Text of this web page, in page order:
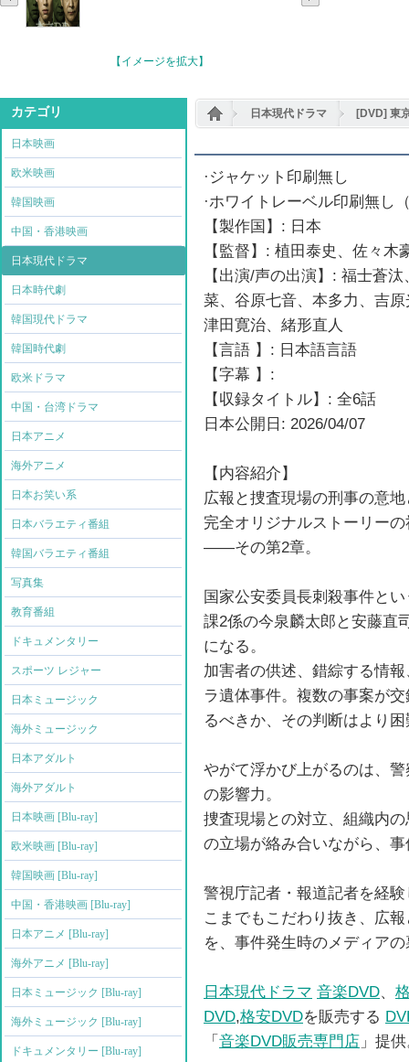
【イメージを拡大】
カテゴリ
日本映画
欧米映画
韓国映画
中国・香港映画
日本現代ドラマ
日本時代劇
韓国現代ドラマ
韓国時代劇
欧米ドラマ
中国・台湾ドラマ
日本アニメ
海外アニメ
日本お笑い系
日本バラエティ番組
韓国バラエティ番組
写真集
教育番組
ドキュメンタリー
スポーツ レジャー
日本ミュージック
海外ミュージック
日本アダルト
海外アダルト
日本映画 [Blu-ray]
欧米映画 [Blu-ray]
韓国映画 [Blu-ray]
中国・香港映画 [Blu-ray]
日本アニメ [Blu-ray]
海外アニメ [Blu-ray]
日本ミュージック [Blu-ray]
海外ミュージック [Blu-ray]
ドキュメンタリー [Blu-ray]
日本現代ドラマ [DVD] 東
·ジャケット印刷無し
·ホワイトレーベル印刷無し
【製作国】: 日本
【監督】: 植田泰史、佐々
【出演/声の出演】: 福士蒼
菜、谷原七音、本多力、吉
津田寛治、緒形直人
【言語 】: 日本語言語
【字幕 】:
【収録タイトル】: 全6話
日本公開日: 2026/04/07
【内容紹介】
広報と捜査現場の刑事の意
完全オリジナルストーリー
——その第2章。
国家公安委員長刺殺事件と
課2係の今泉麟太郎と安藤直
になる。
加害者の供述、錯綜する情
ラ遺体事件。複数の事案が
るべきか、その判断はより
やがて浮かび上がるのは、
の影響力。
捜査現場との対立、組織内
の立場が絡み合いながら、
警視庁記者・報道記者を経
こまでもこだわり抜き、広
を、事件発生時のメディア
日本現代ドラマ 音楽DVD、
DVD,格安DVDを販売する
「 音楽DVD販売専門店 」提